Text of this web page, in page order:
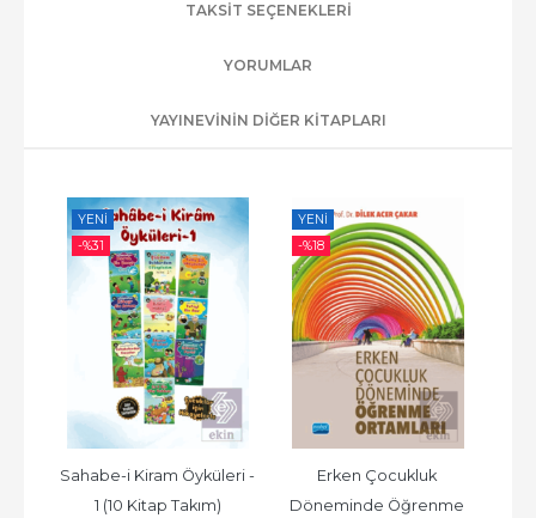
TAKSIT SEÇENEKLERI
YORUMLAR
YAYINEVININ DIĞER KITAPLARI
YENI
-%31
Sahabe-i Kiram Öyküleri -
1 (10 Kitap Takım)
YENI
-%18
Erken Çocukluk
Döneminde Öğrenme